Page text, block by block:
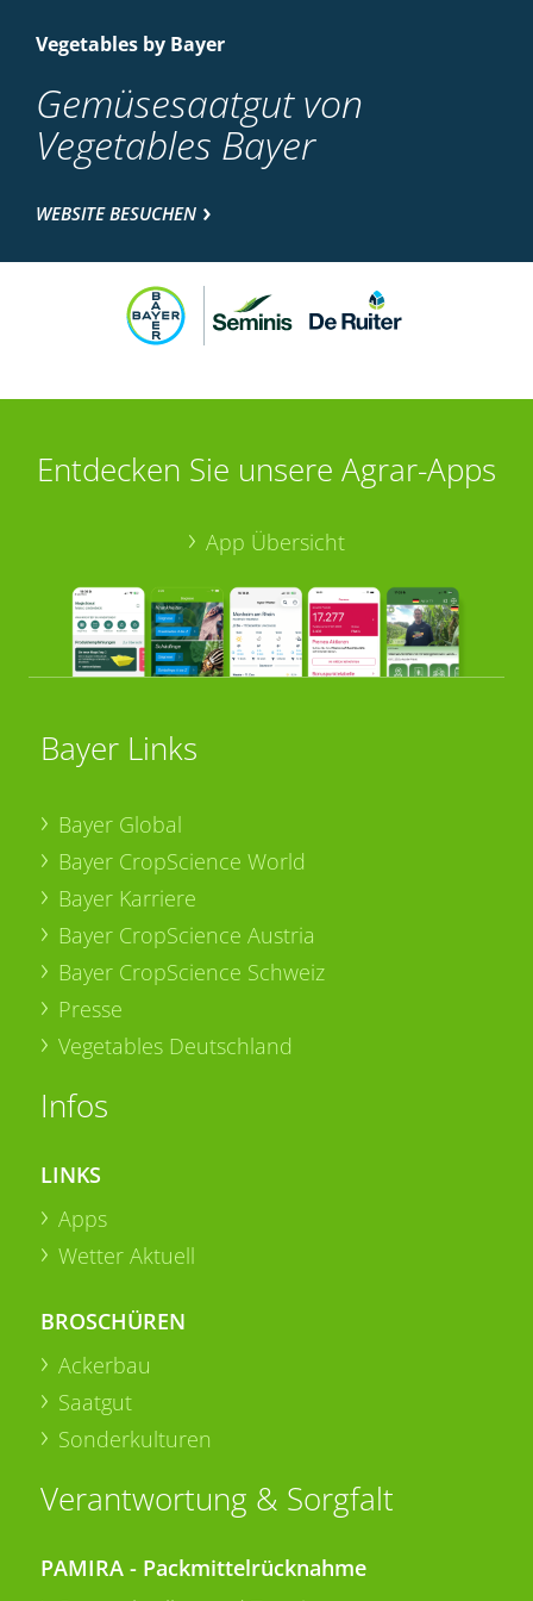
Vegetables by Bayer
Gemüsesaatgut von
Vegetables Bayer
WEBSITE BESUCHEN
Entdecken Sie unsere Agrar-Apps
App Übersicht
Bayer Links
Bayer Global
Bayer CropScience World
Bayer Karriere
Bayer CropScience Austria
Bayer CropScience Schweiz
Presse
Vegetables Deutschland
Infos
LINKS
Apps
Wetter Aktuell
BROSCHÜREN
Ackerbau
Saatgut
Sonderkulturen
Verantwortung & Sorgfalt
PAMIRA - Packmittelrücknahme